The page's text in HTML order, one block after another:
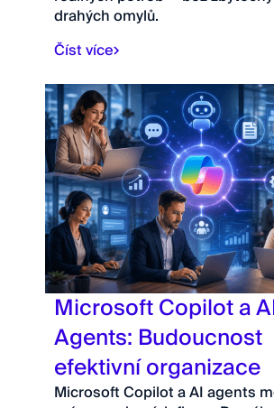
drahých omylů.
Číst více
Microsoft Copilot a
Agents: Budoucnost
efektivní organizace
Microsoft Copilot a AI agents